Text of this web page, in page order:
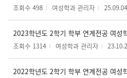
조회수 498 여성학과 관리자 25.09.04
2023학년도 2학기 학부 연계전공 여성
조회수 1314 여성학과 관리자
2022학년도 2학기 학부 연계전공 여성